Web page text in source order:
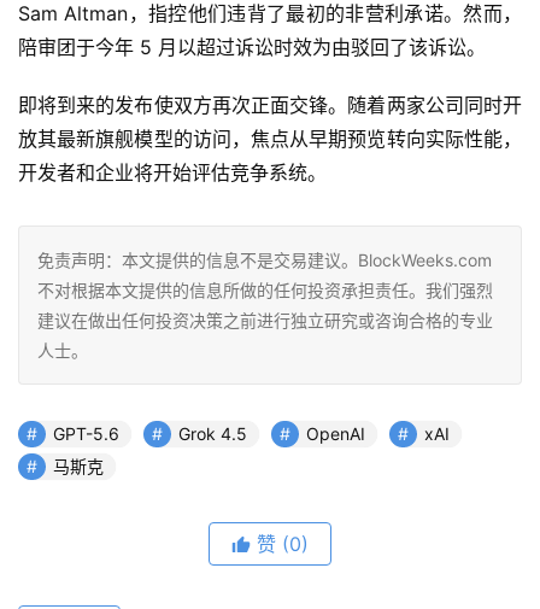
Sam Altman，指控他们违背了最初的非营利承诺。然而，
陪审团于今年 5 月以超过诉讼时效为由驳回了该诉讼。
即将到来的发布使双方再次正面交锋。随着两家公司同时开
放其最新旗舰模型的访问，焦点从早期预览转向实际性能，
开发者和企业将开始评估竞争系统。
免责声明：本文提供的信息不是交易建议。BlockWeeks.com
不对根据本文提供的信息所做的任何投资承担责任。我们强烈
建议在做出任何投资决策之前进行独立研究或咨询合格的专业
人士。
GPT-5.6 Grok 4.5 OpenAI
xAI
马斯克
赞 (0)